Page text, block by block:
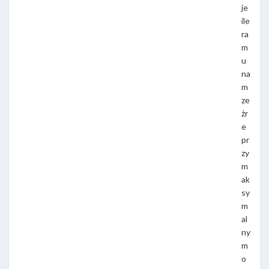
je
ile
ra
m
u
na
m
ze
żr
e
pr
zy
m
ak
sy
m
al
ny
m
o